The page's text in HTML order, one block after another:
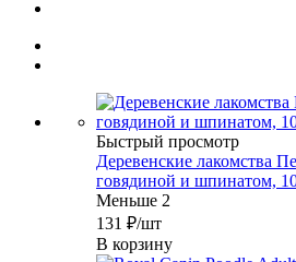
Быстрый просмотр
Деревенские лакомства
говядиной и шпинатом,
Меньше 2
131 ₽/шт
В корзину